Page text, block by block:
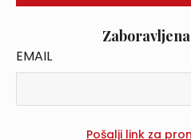
EMAIL